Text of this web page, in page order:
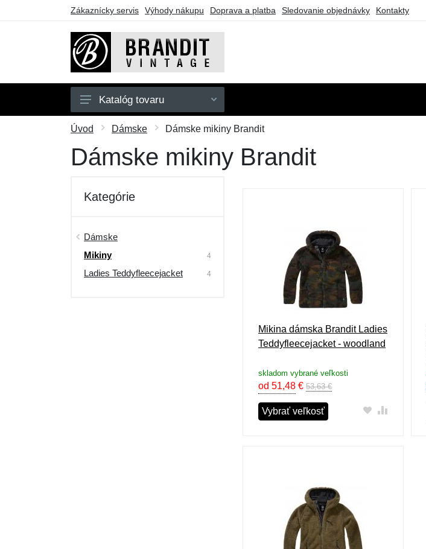
Zákaznícky servis Výhody nákupu Doprava a platba Sledovanie objednávky Kontakty
Pánske
Dámske
Doplnky
Outdoor
Darčekové poukazy
Výpredaj
Katalóg tovaru
Úvod Dámske Dámske mikiny Brandit
Dámske mikiny Brandit
Kategórie
Dámske
Mikiny
4
Ladies Teddyfleecejacket 4
Mikina dámska Brandit Ladies
Teddyfleecejacket - woodland
skladom vybrané veľkosti
od 51,48 € 53,63 €
Vybrať veľkosť